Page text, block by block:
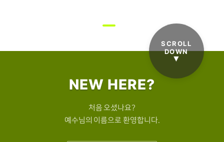
SCROLL
DOWN
▼
NEW HERE?
처음 오셨나요?
예수님의 이름으로 환영합니다.